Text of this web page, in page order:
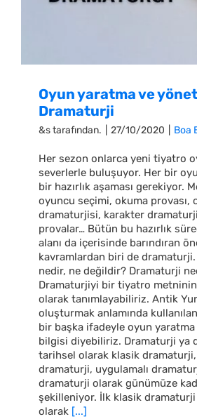
Oyun yaratma ve
Dramaturji
&s tarafından. 27/10/2020 Boa
Her sezon onlarca yeni tiyatro
severlerle buluşuyor. Her bir
bir hazırlık aşaması gerekiyor.
oyuncu seçimi, okuma provası,
dramaturjisi, karakter
provalar… Bütün bu hazırlık
alanı da içerisinde barındıran
kavramlardan biri de
nedir, ne değildir? Dramaturji
Dramaturjiyi bir tiyatro
olarak tanımlayabiliriz. Antik
oluşturmak anlamında
bir başka ifadeyle oyun
bilgisi diyebiliriz. Dramaturji ya
tarihsel olarak klasik
dramaturji, uygulamalı
dramaturji olarak günümüze
şekilleniyor. İlk klasik dramaturji
olarak [...]